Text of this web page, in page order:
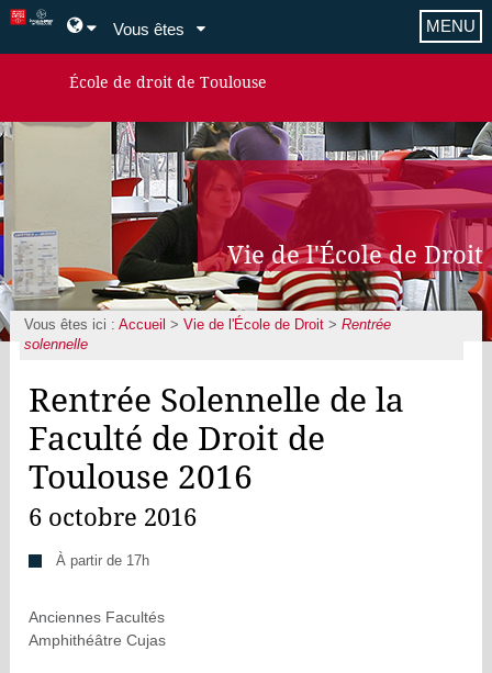
Vous êtes
École de droit de Toulouse
MENU
Vie de l'École de Droit
Vous êtes ici :Accueil >Vie de l'École de Droit >Rentrée
solennelle
Rentrée Solennelle de la
Faculté de Droit de
Toulouse 2016
6 octobre 2016
À partir de 17h
Anciennes Facultés
Amphithéâtre Cujas